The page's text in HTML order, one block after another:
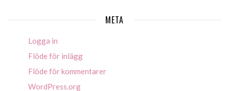
META
Logga in
Flöde för inlägg
Flöde för kommentarer
WordPress.org